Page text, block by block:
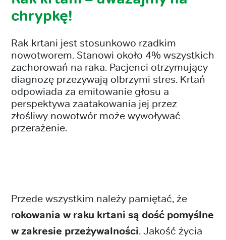
chrypkę!
Rak krtani jest stosunkowo rzadkim
nowotworem. Stanowi około 4% wszystkich
zachorowań na raka. Pacjenci otrzymujący
diagnozę przezywają olbrzymi stres. Krtań
odpowiada za emitowanie głosu a
perspektywa zaatakowania jej przez
złośliwy nowotwór może wywoływać
przerażenie.
Przede wszystkim należy pamiętać, że
rokowania w raku krtani są dość pomyślne
w zakresie przeżywalności. Jakość życia